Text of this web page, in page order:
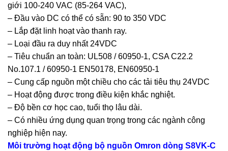
giới 100-240 VAC (85-264 VAC),
– Đầu vào DC có thể có sẵn: 90 to 350 VDC
– Lắp đặt linh hoạt vào thanh ray.
– Loại đầu ra duy nhất 24VDC
– Tiêu chuẩn an toàn: UL508 / 60950-1, CSA C22.2
No.107.1 / 60950-1 EN50178, EN60950-1
– Cung cấp nguồn một chiều cho các tải tiêu thụ 24VDC
– Hoạt động được trong điều kiện khắc nghiệt.
– Độ bền cơ học cao, tuổi thọ lâu dài.
– Có nhiều ứng dụng quan trọng trong các ngành công
nghiệp hiện nay.
Môi trường hoạt động bộ nguồn Omron dòng S8VK-C